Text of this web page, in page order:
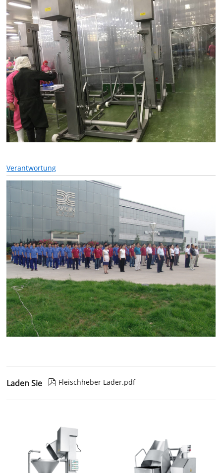
Verantwortung
Laden Sie  Fleischheber Lader.pdf